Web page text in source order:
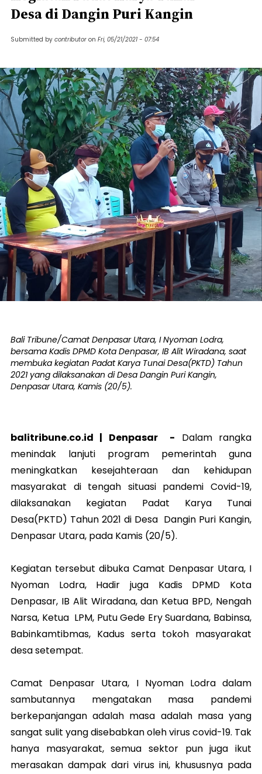
Desa di Dangin Puri Kangin
Submitted by contributor on Fri, 05/21/2021 - 07:54
Bali Tribune/Camat Denpasar Utara, I Nyoman Lodra,
bersama Kadis DPMD Kota Denpasar, IB Alit Wiradana, saat
membuka kegiatan Padat Karya Tunai Desa(PKTD) Tahun
2021 yang dilaksanakan di Desa Dangin Puri Kangin,
Denpasar Utara, Kamis (20/5).
balitribune.co.id | Denpasar - Dalam rangka
menindak lanjuti program pemerintah guna
meningkatkan kesejahteraan dan kehidupan
masyarakat di tengah situasi pandemi Covid-19,
dilaksanakan kegiatan Padat Karya Tunai
Desa(PKTD) Tahun 2021 di Desa Dangin Puri Kangin,
Denpasar Utara, pada Kamis (20/5).
Kegiatan tersebut dibuka Camat Denpasar Utara, I
Nyoman Lodra, Hadir juga Kadis DPMD Kota
Denpasar, IB Alit Wiradana, dan Ketua BPD, Nengah
Narsa, Ketua LPM, Putu Gede Ery Suardana, Babinsa,
Babinkamtibmas, Kadus serta tokoh masyarakat
desa setempat.
Camat Denpasar Utara, I Nyoman Lodra dalam
sambutannya mengatakan masa pandemi
berkepanjangan adalah masa adalah masa yang
sangat sulit yang disebabkan oleh virus covid-19. Tak
hanya masyarakat, semua sektor pun juga ikut
merasakan dampak dari virus ini, khususnya pada